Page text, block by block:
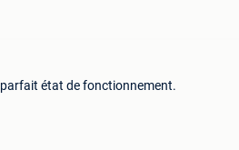
état de fonctionnement.